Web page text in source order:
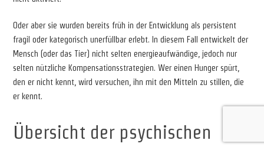
Oder aber sie wurden bereits früh in der Entwicklung als persistent
fragil oder kategorisch unerfüllbar erlebt. In diesem Fall entwickelt der
Mensch (oder das Tier) nicht selten energieaufwändige, jedoch nur
selten nützliche Kompensationsstrategien. Wer einen Hunger spürt,
den er nicht kennt, wird versuchen, ihn mit den Mitteln zu stillen, die
er kennt.
Übersicht der psychischen